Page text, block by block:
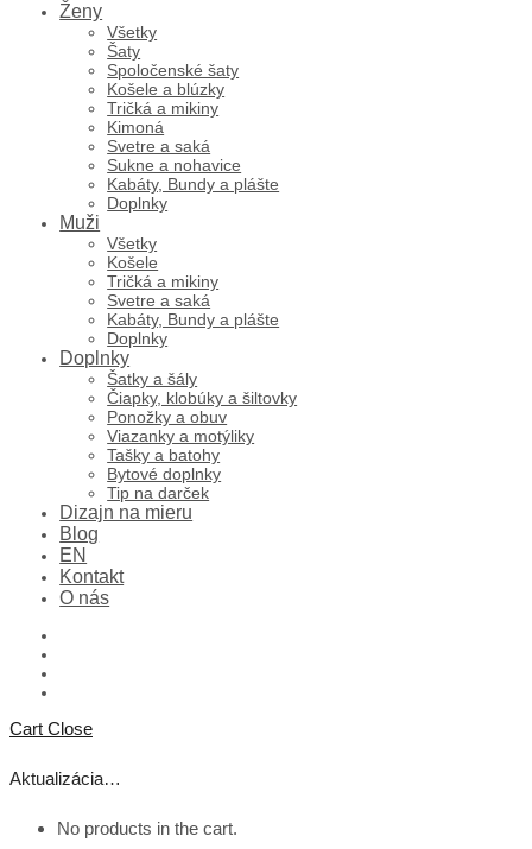
Ženy
Všetky
Šaty
Spoločenské šaty
Košele a blúzky
Tričká a mikiny
Kimoná
Svetre a saká
Sukne a nohavice
Kabáty, Bundy a plášte
Doplnky
Muži
Všetky
Košele
Tričká a mikiny
Svetre a saká
Kabáty, Bundy a plášte
Doplnky
Doplnky
Šatky a šály
Čiapky, klobúky a šiltovky
Ponožky a obuv
Viazanky a motýliky
Tašky a batohy
Bytové doplnky
Tip na darček
Dizajn na mieru
Blog
EN
Kontakt
O nás
Cart Close
Aktualizácia…
No products in the cart.